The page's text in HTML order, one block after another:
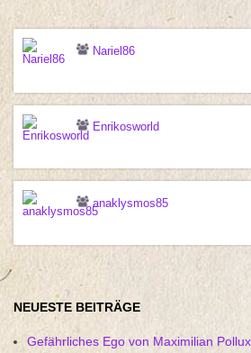
Nariel86
Enrikosworld
anaklysmos85
NEUESTE BEITRÄGE
Gefährliches Ego von Maximilian